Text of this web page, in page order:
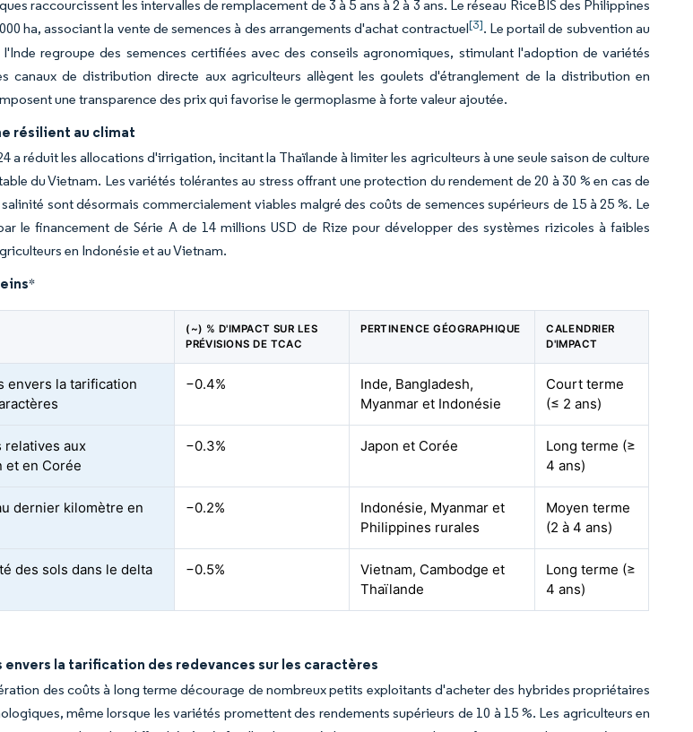
raccourcissent les intervalles de remplacement de 3 à 5 ans à 2 à 3 ans. Le réseau RiceBIS des Philippines
ha, associant la vente de semences à des arrangements d'achat contractuel[3]. Le portail de subvention au
regroupe des semences certifiées avec des conseils agronomiques, stimulant l'adoption de variétés
canaux de distribution directe aux agriculteurs allègent les goulets d'étranglement de la distribution en
une transparence des prix qui favorise le germoplasme à forte valeur ajoutée.
résilient au climat
a réduit les allocations d'irrigation, incitant la Thaïlande à limiter les agriculteurs à une seule saison de culture
du Vietnam. Les variétés tolérantes au stress offrant une protection du rendement de 20 à 30 % en cas de
sont désormais commercialement viables malgré des coûts de semences supérieurs de 15 à 25 %. Le
le financement de Série A de 14 millions USD de Rize pour développer des systèmes rizicoles à faibles
en Indonésie et au Vietnam.
*
(~) % D'IMPACT SUR LES
PRÉVISIONS DE TCAC
PERTINENCE GÉOGRAPHIQUE
CALENDRIER
D'IMPACT
envers la tarification
−0.4%
Inde, Bangladesh,
Myanmar et Indonésie
Court terme
(≤ 2 ans)
relatives aux
et en Corée
−0.3% Japon et Corée
Long terme (≥
4 ans)
dernier kilomètre en
−0.2%
Indonésie, Myanmar et
Philippines rurales
Moyen terme
(2 à 4 ans)
des sols dans le delta
−0.5%
Vietnam, Cambodge et
Thaïlande
Long terme (≥
4 ans)
la tarification des redevances sur les caractères
des coûts à long terme décourage de nombreux petits exploitants d'acheter des hybrides propriétaires
même lorsque les variétés promettent des rendements supérieurs de 10 à 15 %. Les agriculteurs en